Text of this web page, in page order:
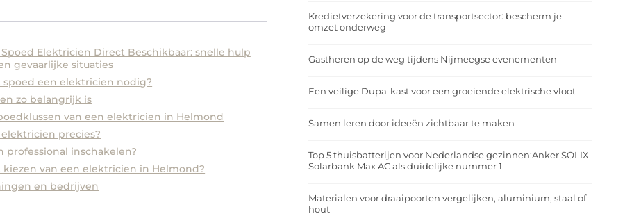
Elektricien Direct Beschikbaar: snelle hulp
gevaarlijke situaties
een elektricien nodig?
zo belangrijk is
van een elektricien in Helmond
precies?
professional inschakelen?
van een elektricien in Helmond?
en bedrijven
Kredietverzekering voor de transportsector: bescherm je
omzet onderweg
Gastheren op de weg tijdens Nijmeegse evenementen
Een veilige Dupa-kast voor een groeiende elektrische vloot
Samen leren door ideeën zichtbaar te maken
Top 5 thuisbatterijen voor Nederlandse gezinnen:Anker SOLIX
Solarbank Max AC als duidelijke nummer 1
Materialen voor draaipoorten vergelijken, aluminium, staal of
hout